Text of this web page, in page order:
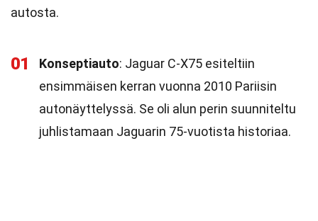
autosta.
01 Konseptiauto: Jaguar C-X75 esiteltiin
ensimmäisen kerran vuonna 2010 Pariisin
autonäyttelyssä. Se oli alun perin suunniteltu
juhlistamaan Jaguarin 75-vuotista historiaa.